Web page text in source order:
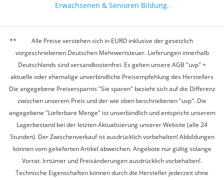
Erwachsenen & Senioren Bildung.
Alle Preise verstehen sich in EURO inklusive der gesetzlich
vorgeschriebenen Deutschen Mehrwertsteuer. Lieferungen innerhalb
Deutschlands sind versandkostenfrei. Es gelten unsere AGB "uvp" =
aktuelle oder ehemalige unverbindliche Preisempfehlung des Herstellers
Die angegebene Preisersparnis "Sie sparen" bezieht sich auf die Differenz
zwischen unserem Preis und der wie oben beschriebenen "uvp". Die
angegebene "Lieferbare Menge" ist unverbindlich und entspricht unserem
Lagerbestand bei der letzten Aktualisierung unserer Website (alle 24
Stunden). Der Zwischenverkauf ist ausdrücklich vorbehalten! Abbildungen
können vom gelieferten Artikel abweichen. Angebote nur gültig solange
Vorrat. Irrtümer und Preisänderungen ausdrücklich vorbehalten!.
Technische Eigenschaften können durch die Hersteller jederzeit ohne